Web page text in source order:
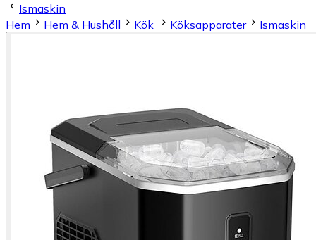
Ismaskin
Hem
Hem & Hushåll Kök Köksapparater Ismaskin